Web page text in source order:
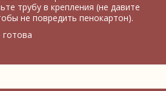
трубу в крепления (не давите
не повредить пенокартон).